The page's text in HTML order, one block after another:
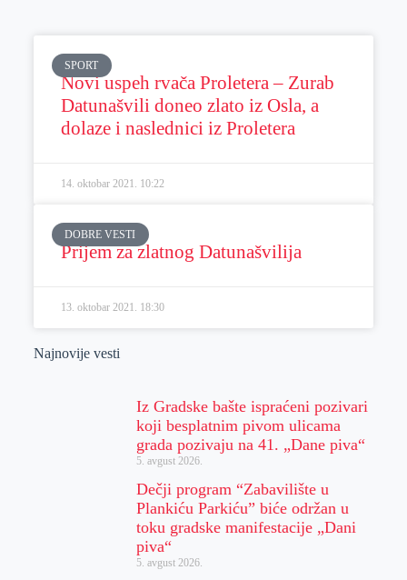
SPORT
Novi uspeh rvača Proletera – Zurab
Datunašvili doneo zlato iz Osla, a
dolaze i naslednici iz Proletera
14. oktobar 2021. 10:22
DOBRE VESTI
Prijem za zlatnog Datunašvilija
13. oktobar 2021. 18:30
Najnovije vesti
Iz Gradske bašte ispraćeni pozivari
koji besplatnim pivom ulicama
grada pozivaju na 41. „Dane piva“
5. avgust 2026.
Dečji program “Zabavilište u
Plankiću Parkiću” biće održan u
toku gradske manifestacije „Dani
piva“
5. avgust 2026.